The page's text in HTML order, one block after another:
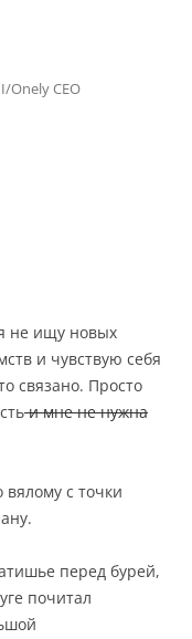
Onely CEO
не ищу новых
и чувствую себя
связано. Просто
и мне не нужна
с точки
перед бурей,
почитал